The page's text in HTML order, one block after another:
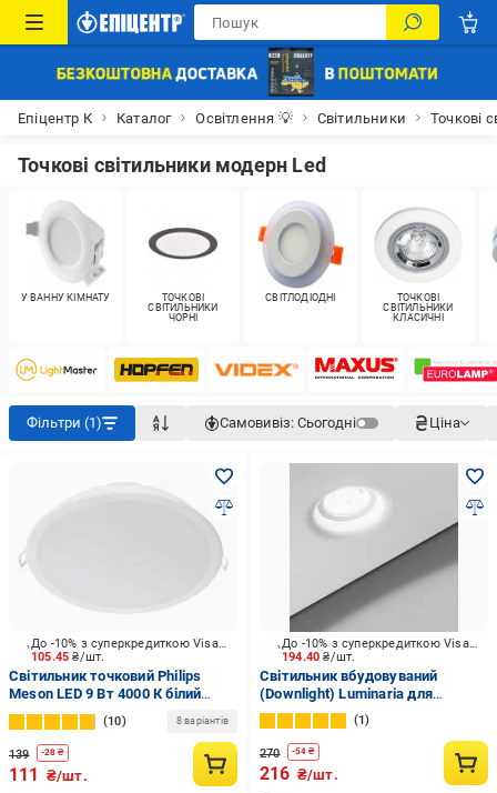
Епіцентр К Каталог Освітлення 💡 Світильники Точкові
Точкові світильники модерн Led
У ВАННУ КІМНАТУ
ТОЧКОВІ
СВІТИЛЬНИКИ
ЧОРНІ
СВІТЛОДІОДНІ
ТОЧКОВІ
СВІТИЛЬНИКИ
КЛАСИЧНІ
Фільтри (1) Самовивіз: Сьогодні Ціна
105.45₴/шт.
До -10% з суперкредиткою Visa Вигода
Світильник точковий Philips
Meson LED 9 Вт 4000 К білий
915005746901
10 8 варіантів
139 -28 ₴
111 ₴/шт.
194.40₴/шт.
До -10% з суперкредиткою Visa Вигода
Світильник вбудовуваний
(Downlight) Luminaria для
натяжних стель GU10 СВ16 ORB
GU10
1
270 -54 ₴
216 ₴/шт.